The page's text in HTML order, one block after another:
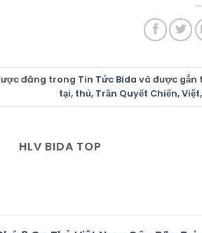
đăng trong Tin Tức Bida và được gắn
tại, thủ, Trần Quyết Chiến,Việt,
HLV BIDA TOP